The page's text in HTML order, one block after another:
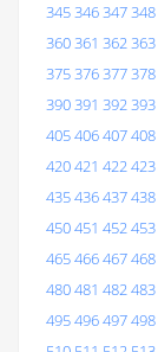
345346347348
360361 362363
375376377378
390391 392393
405406407408
420421 422423
435436437438
450451 452453
465466467468
480481 482483
495496497498